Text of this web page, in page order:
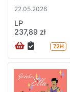
22.05.2026
LP
237,89 zł
72H